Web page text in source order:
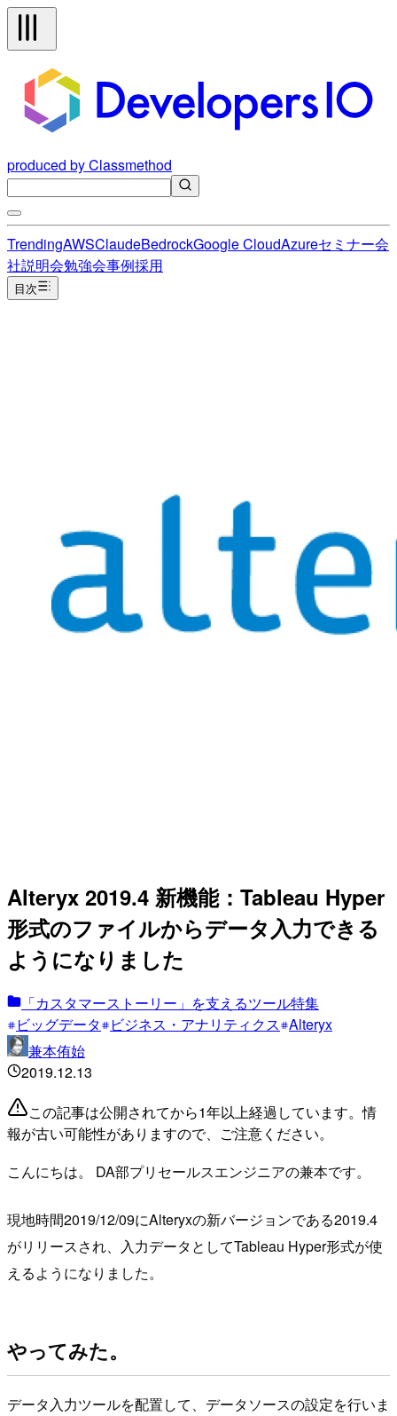
produced by Classmethod
TrendingAWSClaudeBedrockGoogle CloudAzureセミナー会
社説明会勉強会事例採用
目次
Alteryx 2019.4 新機能：Tableau Hyper
形式のファイルからデータ入力できる
ようになりました
「カスタマーストーリー」を支えるツール特集
ビッグデータ
ビジネス・アナリティクス Alteryx
兼本侑始
2019.12.13
この記事は公開されてから1年以上経過しています。情
報が古い可能性がありますので、ご注意ください。
こんにちは。 DA部プリセールスエンジニアの兼本です。
現地時間2019/12/09にAlteryxの新バージョンである2019.4
がリリースされ、入力データとしてTableau Hyper形式が使
えるようになりました。
やってみた。
データ入力ツールを配置して、データソースの設定を行いま